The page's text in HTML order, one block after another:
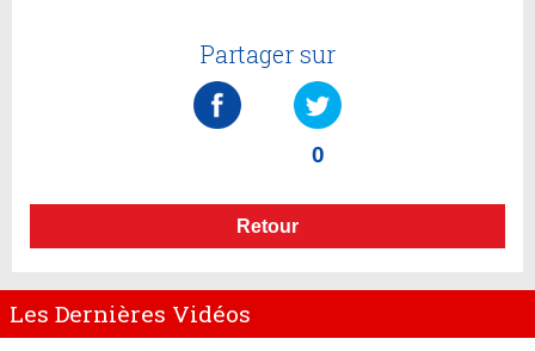
Partager sur
0
Retour
Les Dernières Vidéos